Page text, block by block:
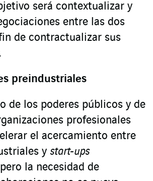
será contextualizar y
entre las dos
de contractualizar sus
preindustriales
de los poderes públicos y de
profesionales
el acercamiento entre
y start-ups
la necesidad de